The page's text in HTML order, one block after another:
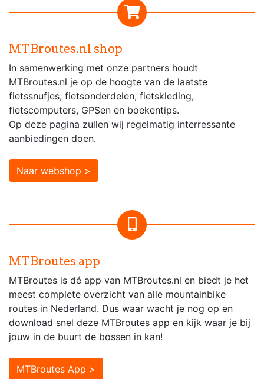
MTBroutes.nl shop
In samenwerking met onze partners houdt
MTBroutes.nl je op de hoogte van de laatste
fietssnufjes, fietsonderdelen, fietskleding,
fietscomputers, GPSen en boekentips.
Op deze pagina zullen wij regelmatig interressante
aanbiedingen doen.
Naar webshop >
MTBroutes app
MTBroutes is dé app van MTBroutes.nl en biedt je het
meest complete overzicht van alle mountainbike
routes in Nederland. Dus waar wacht je nog op en
download snel deze MTBroutes app en kijk waar je bij
jouw in de buurt de bossen in kan!
MTBroutes App >